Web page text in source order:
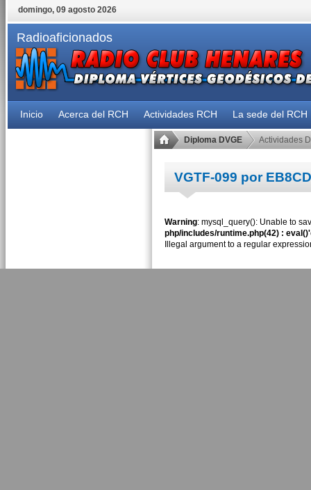
domingo, 09 agosto 2026
Radioaficionados
Inicio Acerca del RCH Actividades RCH La sede del RCH
Diploma DVGE Actividades
VGTF-099 por
Warning: mysql_query(): Unable to
php/includes/runtime.php(42) :
Illegal argument to a regular